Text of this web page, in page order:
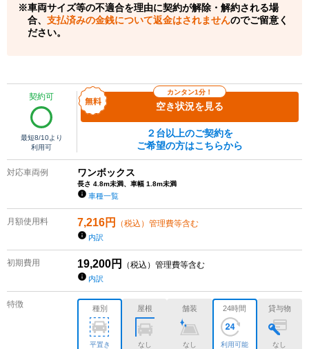
車両サイズ等の不適合を理由に契約が解除・解約される場
合、 支払済みの金銭について返金はされませんのでご留意く
ださい。
契約可
最短8/10より
利用可
カンタン1分！
空き状況を見る
２台以上のご契約を
ご希望の方はこちらから
対応車両例 ワンボックス
長さ 4.8m未満、車幅 1.8m未満
車種一覧
月額使用料 7,216円 （税込）管理費等含む
内訳
初期費用 19,200円 （税込）管理費等含む
内訳
特徴 種別
平置き
屋根
なし
舗装
なし
24時間
利用可能
貸与物
なし